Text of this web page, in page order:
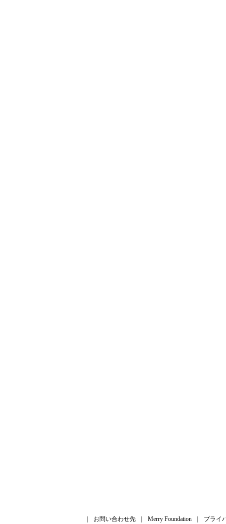
お問い合わせ先｜ Merry Foundation｜ プライ